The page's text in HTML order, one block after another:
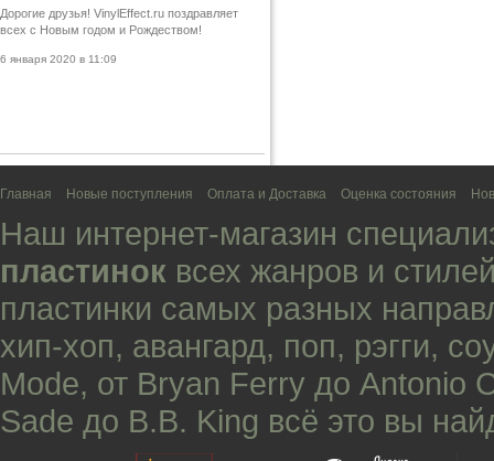
Дорогие друзья! VinylEffect.ru поздравляет
всех с Новым годом и Рождеством!
6 января 2020 в 11:09
Главная Новые поступления Оплата и Доставка Оценка состояния
Наш интернет-магазин
пластинок всех жанров и
пластинки самых разных
хип-хоп, авангард, поп, рэгги,
Mode, от Bryan Ferry до Antonio
Sade до B.B. King всё это вы